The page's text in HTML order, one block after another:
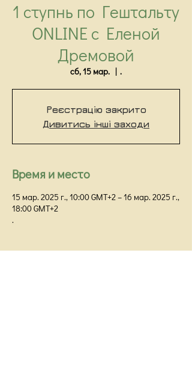
1 ступнь по Гештальту
ONLINE с Еленой
Дремовой
сб, 15 мар.
  |
.
Реєстрацію закрито
Дивитись інші заходи
Время и место
15 мар. 2025 г., 10:00 GMT+2 – 16 мар. 2025 г.,
18:00 GMT+2
.